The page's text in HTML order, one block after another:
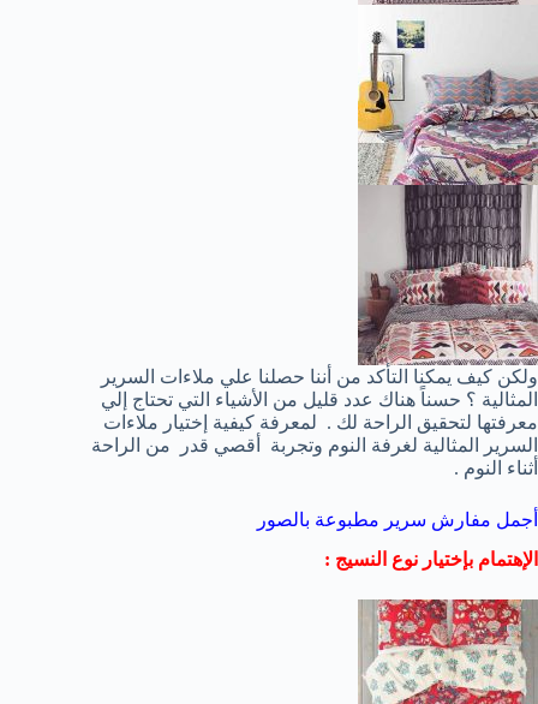
ولكن كيف يمكنا التأكد من أننا حصلنا علي ملاءات السرير
المثالية ؟ حسناً هناك عدد قليل من الأشياء التي تحتاج إلي
معرفتها لتحقيق الراحة لك . لمعرفة كيفية إختيار ملاءات
السرير المثالية لغرفة النوم وتجربة أقصي قدر من الراحة
أثناء النوم .
أجمل مفارش سرير مطبوعة بالصور
الإهتمام بإختيار نوع النسيج :